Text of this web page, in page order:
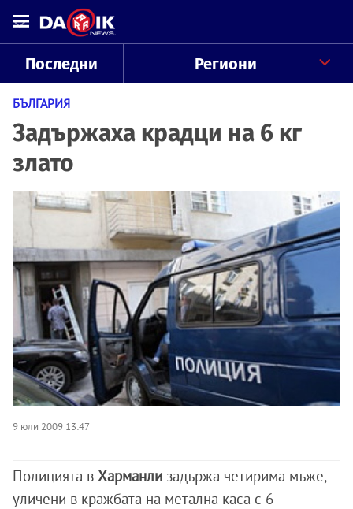
Последни Региони
БЪЛГАРИЯ
Задържаха крадци на 6 кг
злато
9 юли 2009 13:47
Полицията в Харманли задържа четирима мъже,
уличени в кражбата на метална каса с 6